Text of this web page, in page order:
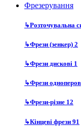
Фрезерування
↳Розточувальна
↳Фрези (зенкер) 2
↳Фрези дискові 1
↳Фрези
↳Фрези-різне 12
↳Кінцеві фрези 91